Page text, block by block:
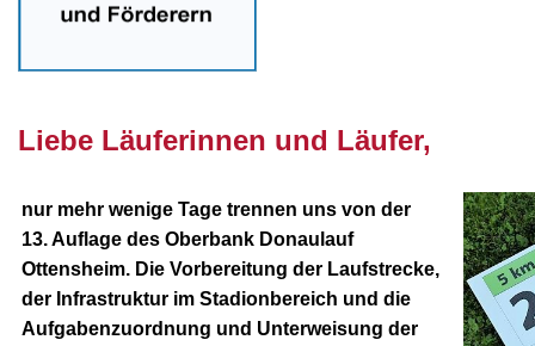
Liebe Läuferinnen und Läufer,
nur mehr wenige Tage trennen uns von der
13. Auflage des Oberbank Donaulauf
Ottensheim. Die Vorbereitung der Laufstrecke,
der Infrastruktur im Stadionbereich und die
Aufgabenzuordnung und Unterweisung der